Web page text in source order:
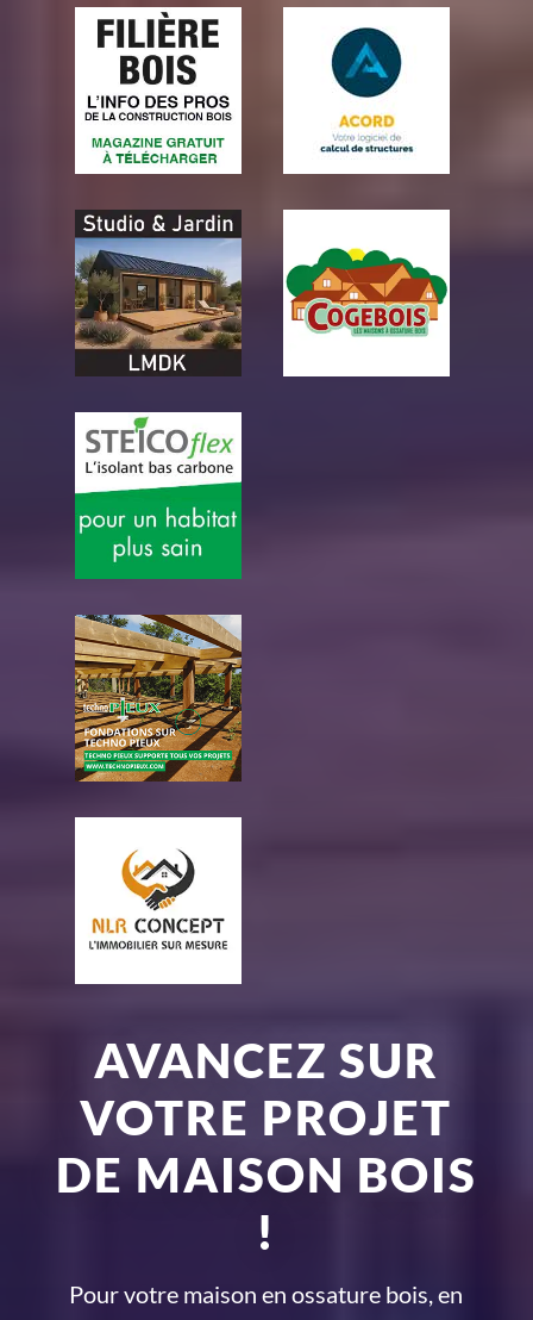
AVANCEZ SUR
VOTRE PROJET
DE MAISON BOIS
!
Pour votre maison en ossature bois, en